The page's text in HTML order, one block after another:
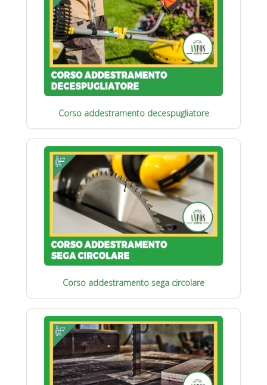
Corso addestramento decespugliatore
Corso addestramento sega circolare